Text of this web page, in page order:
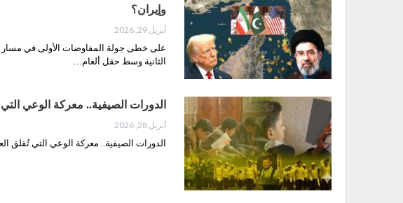
وإيران؟
أبريل 29, 2026
على خطى جولة المفاوضات الأولى في مسار
الثانية وسط حقل ألغام…
الدورات الصيفية.. معركة الوعي التي
أبريل 28, 2026
الدورات الصيفية.. معركة الوعي التي تُقلق